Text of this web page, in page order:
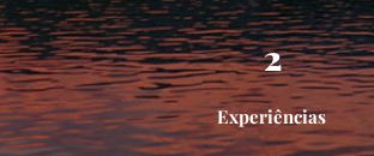
2
Experiências